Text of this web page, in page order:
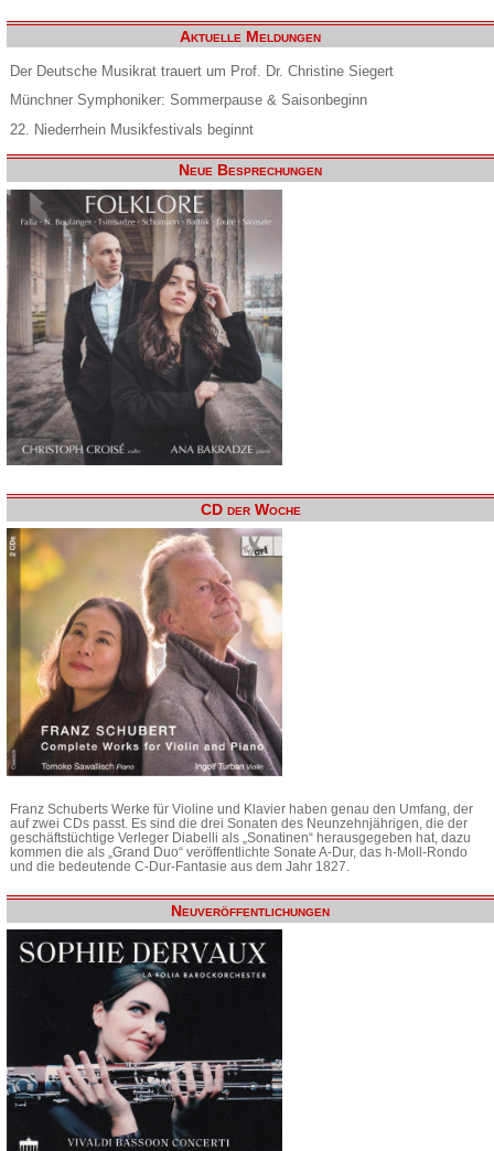
Aktuelle Meldungen
Der Deutsche Musikrat trauert um Prof. Dr. Christine Siegert
Münchner Symphoniker: Sommerpause & Saisonbeginn
22. Niederrhein Musikfestivals beginnt
Neue Besprechungen
CD der Woche
Franz Schuberts Werke für Violine und Klavier haben genau den Umfang, der
auf zwei CDs passt. Es sind die drei Sonaten des Neunzehnjährigen, die der
geschäftstüchtige Verleger Diabelli als „Sonatinen“ herausgegeben hat, dazu
kommen die als „Grand Duo“ veröffentlichte Sonate A-Dur, das h-Moll-Rondo
und die bedeutende C-Dur-Fantasie aus dem Jahr 1827.
Neuveröffentlichungen